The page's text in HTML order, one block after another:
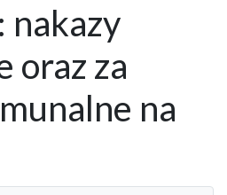
nakazy
oraz za
na